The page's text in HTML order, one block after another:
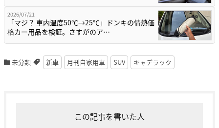
2026/07/21
「マジ？ 車内温度50℃→25℃」ドンキの情熱価
格カー用品を検証。さすがのア…
未分類 新車 月刊自家用車 SUV キャデラック
この記事を書いた人